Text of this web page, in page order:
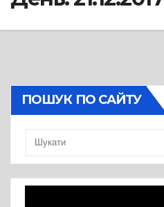
ПОШУК ПО САЙТУ